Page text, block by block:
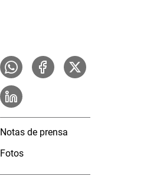
Notas de prensa
Fotos